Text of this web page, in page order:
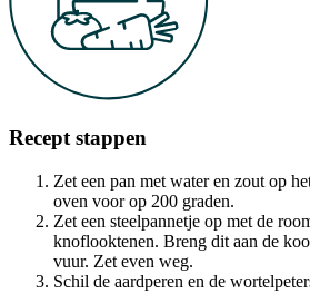
Recept stappen
Zet een pan met water en zout op
oven voor op 200 graden.
Zet een steelpannetje op met de
knoflooktenen. Breng dit aan de
vuur. Zet even weg.
Schil de aardperen en de